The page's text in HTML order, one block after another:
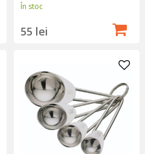
În stoc
55 lei